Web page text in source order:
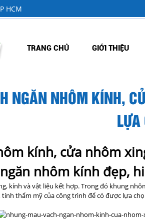
HCM
TRANG CHỦ GIỚI THIỆU
NGĂN NHÔM KÍNH,
LỰA
kính, cửa nhôm
nhôm kính đẹp,
kính và vật liệu kết hợp. Trong đó khung
thẩm mỹ của công trình để có được lựa